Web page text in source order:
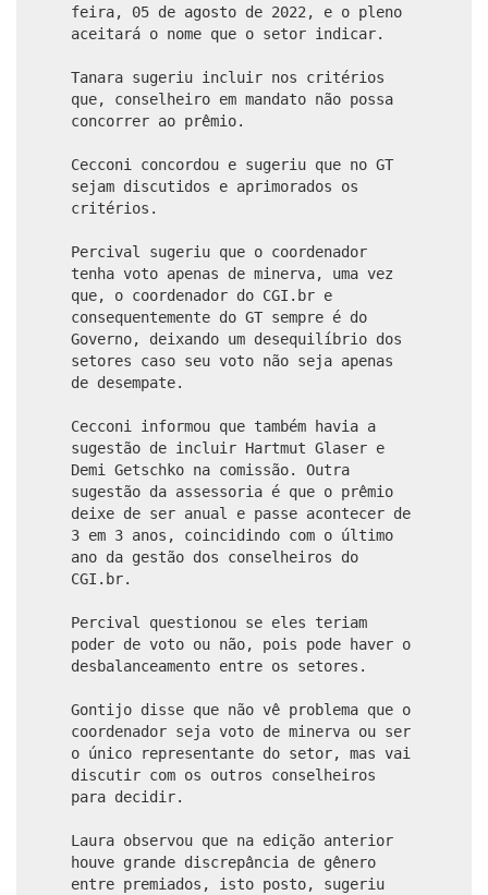
feira, 05 de agosto de 2022, e o pleno
aceitará o nome que o setor indicar.
Tanara sugeriu incluir nos critérios
que, conselheiro em mandato não possa
concorrer ao prêmio.
Cecconi concordou e sugeriu que no GT
sejam discutidos e aprimorados os
critérios.
Percival sugeriu que o coordenador
tenha voto apenas de minerva, uma vez
que, o coordenador do CGI.br e
consequentemente do GT sempre é do
Governo, deixando um desequilíbrio dos
setores caso seu voto não seja apenas
de desempate.
Cecconi informou que também havia a
sugestão de incluir Hartmut Glaser e
Demi Getschko na comissão. Outra
sugestão da assessoria é que o prêmio
deixe de ser anual e passe acontecer de
3 em 3 anos, coincidindo com o último
ano da gestão dos conselheiros do
CGI.br.
Percival questionou se eles teriam
poder de voto ou não, pois pode haver o
desbalanceamento entre os setores.
Gontijo disse que não vê problema que o
coordenador seja voto de minerva ou ser
o único representante do setor, mas vai
discutir com os outros conselheiros
para decidir.
Laura observou que na edição anterior
houve grande discrepância de gênero
entre premiados, isto posto, sugeriu